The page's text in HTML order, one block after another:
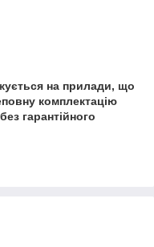
на прилади, що
комплектацію
гарантійного